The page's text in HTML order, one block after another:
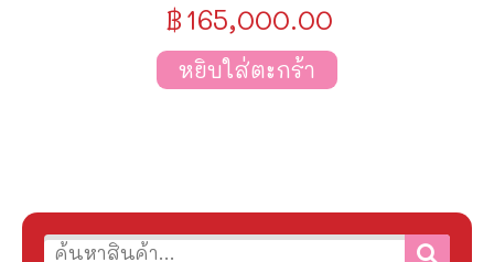
฿165,000.00
หยิบใส่ตะกร้า